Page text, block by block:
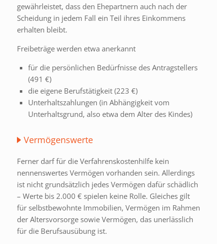
gewährleistet, dass den Ehepartnern auch nach der
Scheidung in jedem Fall ein Teil ihres Einkommens
erhalten bleibt.
Freibeträge werden etwa anerkannt
für die persönlichen Bedürfnisse des Antragstellers
(491 €)
die eigene Berufstätigkeit (223 €)
Unterhaltszahlungen (in Abhängigkeit vom
Unterhaltsgrund, also etwa dem Alter des Kindes)
Vermögenswerte
Ferner darf für die Verfahrenskostenhilfe kein
nennenswertes Vermögen vorhanden sein. Allerdings
ist nicht grundsätzlich jedes Vermögen dafür schädlich
– Werte bis 2.000 € spielen keine Rolle. Gleiches gilt
für selbstbewohnte Immobilien, Vermögen im Rahmen
der Altersvorsorge sowie Vermögen, das unerlässlich
für die Berufsausübung ist.